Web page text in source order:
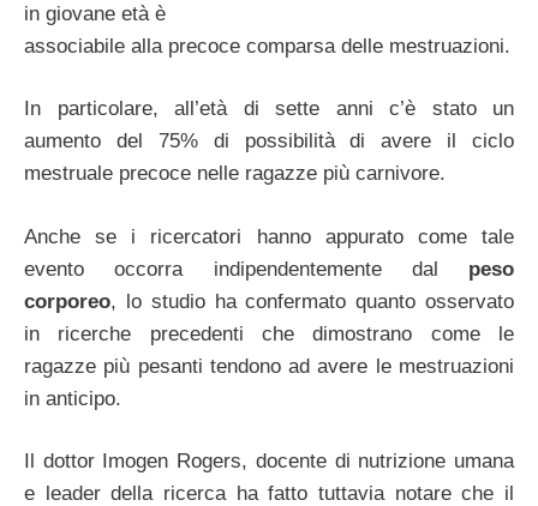
in giovane età è
associabile alla precoce comparsa delle mestruazioni.
In particolare, all’età di sette anni c’è stato un
aumento del 75% di possibilità di avere il ciclo
mestruale precoce nelle ragazze più carnivore.
Anche se i ricercatori hanno appurato come tale
evento occorra indipendentemente dal peso
corporeo, lo studio ha confermato quanto osservato
in ricerche precedenti che dimostrano come le
ragazze più pesanti tendono ad avere le mestruazioni
in anticipo.
Il dottor Imogen Rogers, docente di nutrizione umana
e leader della ricerca ha fatto tuttavia notare che il